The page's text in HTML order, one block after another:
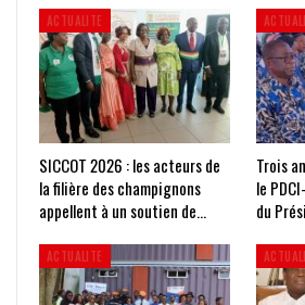
ACTUALITE
SICCOT 2026 : les acteurs de
la filière des champignons
appellent à un soutien de…
Trois
le
du
ACTUALITE